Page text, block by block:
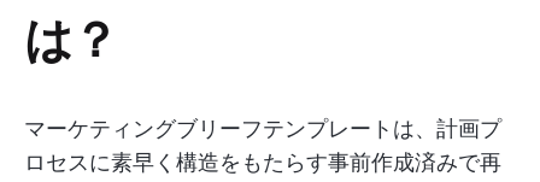
は？
マーケティングブリーフテンプレートは、計画プ
ロセスに素早く構造をもたらす事前作成済みで再